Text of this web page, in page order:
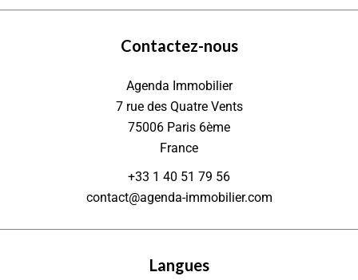
Contactez-nous
Agenda Immobilier
7 rue des Quatre Vents
75006 Paris 6ème
France
+33 1 40 51 79 56
contact@agenda-immobilier.com
Langues